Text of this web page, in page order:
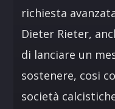
richiesta
Dieter Rieter,
di lanciare un
sostenere, cosi
società